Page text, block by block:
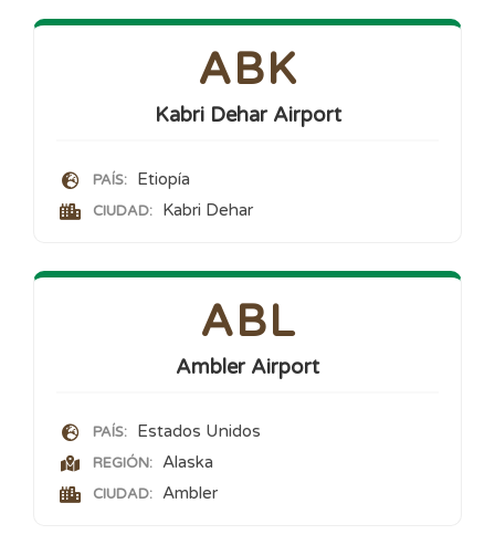
ABK
Kabri Dehar Airport
PAÍS: Etiopía
CIUDAD: Kabri Dehar
ABL
Ambler Airport
PAÍS: Estados Unidos
REGIÓN: Alaska
CIUDAD: Ambler